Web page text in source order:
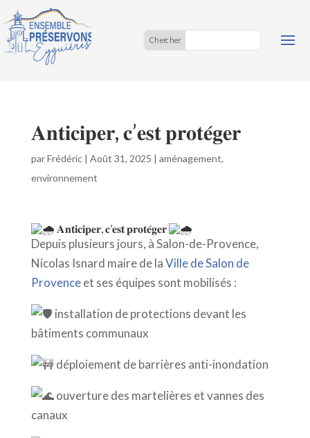
𝐀𝐧𝐭𝐢𝐜𝐢𝐩𝐞𝐫, 𝐜’𝐞𝐬𝐭 𝐩𝐫𝐨𝐭𝐞́𝐠𝐞𝐫
parFrédéric| Août 31, 2025 | aménagement,
environnement
𝐀𝐧𝐭𝐢𝐜𝐢𝐩𝐞𝐫, 𝐜’𝐞𝐬𝐭 𝐩𝐫𝐨𝐭𝐞́𝐠𝐞𝐫
Depuis plusieurs jours, à Salon-de-Provence,
Nicolas Isnard maire de laVille de Salon de
Provenceet ses équipes sont mobilisés :
installation de protections devant les
bâtiments communaux
déploiement de barrières anti-inondation
ouverture des martelières et vannes des
canaux